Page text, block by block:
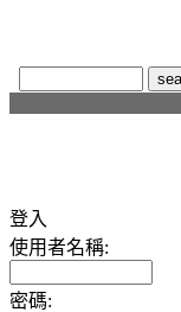
登入
使用者名稱:
密碼: